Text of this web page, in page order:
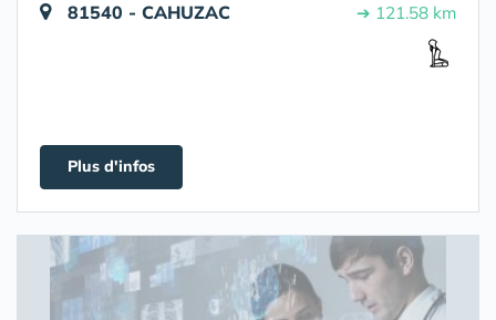
81540 - CAHUZAC ➔ 121.58 km
Plus d'infos